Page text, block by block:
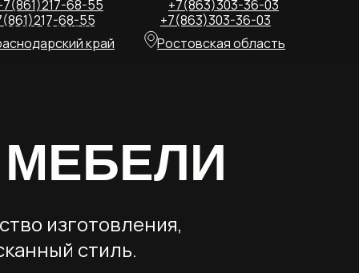
68-55 Ростовская область
+7(863)303-36-03
край
68-55
край
+7(863)303-36-03
Ростовская область
изготовления,
стиль.